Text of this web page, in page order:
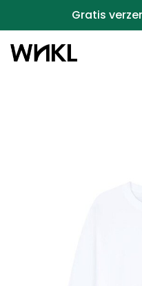
Gratis